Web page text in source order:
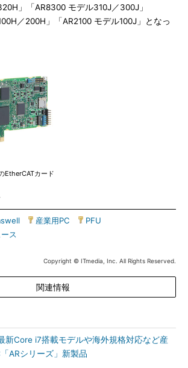
」「AR8300 モデル310J／300J」
／200H」「AR2100 モデル100J」となっ
EtherCATカード
産業用PC PFU
ス
Copyright © ITmedia, Inc. All Rights Reserved.
関連情報
新Core i7搭載モデルや海外規格対応など産
ARシリーズ」新製品